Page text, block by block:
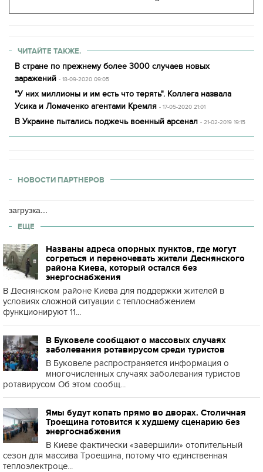
ЧИТАЙТЕ ТАКЖЕ.
В стране по прежнему более 3000 случаев новых
заражений - 18-09-2020 09:05
"У них миллионы и им есть что терять". Коллега назвала
Усика и Ломаченко агентами Кремля - 17-05-2020 21:01
В Украине пытались поджечь военный арсенал - 21-02-2019 19:15
НОВОСТИ ПАРТНЕРОВ
загрузка...
ЕЩЕ
Названы адреса опорных пунктов, где могут
согреться и переночевать жители Деснянского
района Киева, который остался без
энергоснабжения
В Деснянском районе Киева для поддержки жителей в
условиях сложной ситуации с теплоснабжением
функционируют 11...
В Буковеле сообщают о массовых случаях
заболевания ротавирусом среди туристов
В Буковеле распространяется информация о
многочисленных случаях заболевания туристов
ротавирусом Об этом сообщ...
Ямы будут копать прямо во дворах. Столичная
Троещина готовится к худшему сценарию без
энергоснабжения
В Киеве фактически «завершили» отопительный
сезон для массива Троещина, потому что единственная
теплоэлектроце...